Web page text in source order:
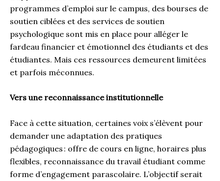
programmes d’emploi sur le campus, des bourses de
soutien ciblées et des services de soutien
psychologique sont mis en place pour alléger le
fardeau financier et émotionnel des étudiants et des
étudiantes. Mais ces ressources demeurent limitées
et parfois méconnues.
Vers une reconnaissance institutionnelle
Face à cette situation, certaines voix s’élèvent pour
demander une adaptation des pratiques
pédagogiques : offre de cours en ligne, horaires plus
flexibles, reconnaissance du travail étudiant comme
forme d’engagement parascolaire. L’objectif serait